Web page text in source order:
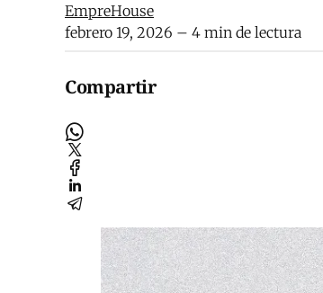
EmpreHouse
febrero 19, 2026 – 4 min de lectura
Compartir